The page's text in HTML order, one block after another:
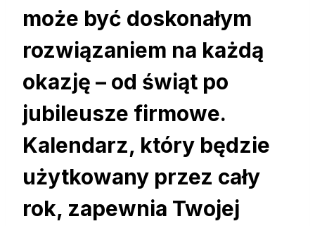
może być doskonałym
rozwiązaniem na każdą
okazję – od świąt po
jubileusze firmowe.
Kalendarz, który będzie
użytkowany przez cały
rok, zapewnia Twojej